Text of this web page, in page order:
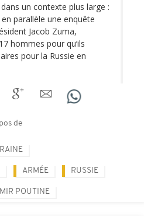
un contexte plus large :
parallèle une enquête
Jacob Zuma,
hommes pour qu’ils
pour la Russie en
de
ARMÉE RUSSIE
POUTINE